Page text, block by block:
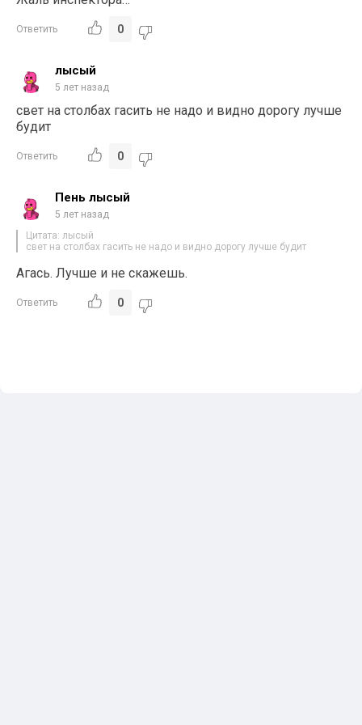
Ответить 0
лысый
5 лет назад
свет на столбах гасить не надо и видно дорогу лучше
будит
Ответить 0
Пень лысый
5 лет назад
Цитата: лысый
свет на столбах гасить не надо и видно дорогу лучше будит
Агась. Лучше и не скажешь.
Ответить 0